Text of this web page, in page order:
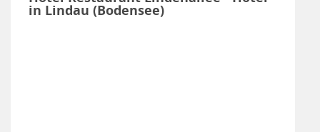
in Lindau (Bodensee)